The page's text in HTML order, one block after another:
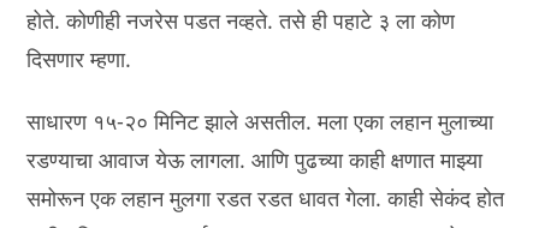
होते. कोणीही नजरेस पडत नव्हते. तसे ही पहाटे ३ ला कोण
दिसणार म्हणा.
साधारण १५-२० मिनिट झाले असतील. मला एका लहान मुलाच्या
रडण्याचा आवाज येऊ लागला. आणि पुढच्या काही क्षणात माझ्या
समोरून एक लहान मुलगा रडत रडत धावत गेला. काही सेकंद होत